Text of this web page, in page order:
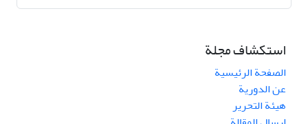
استكشاف مجلة
الصفحة الرئيسية
عن الدورية
هيئة التحرير